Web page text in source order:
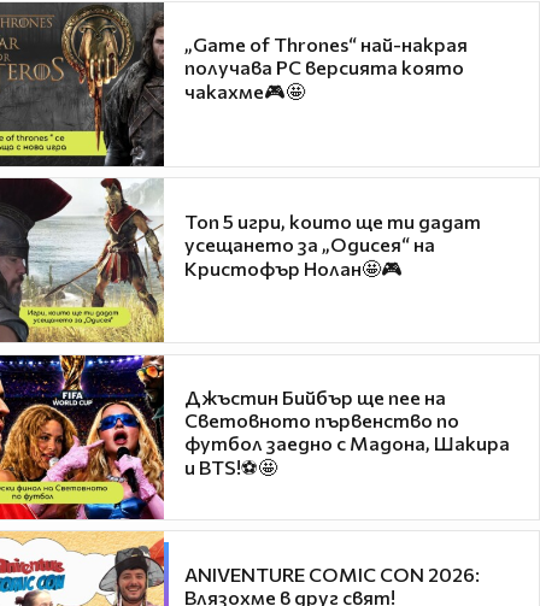
„Game of Thrones“ най-накрая
получава PC версията която
чакахме🎮🤩
Топ 5 игри, които ще ти дадат
усещането за „Одисея“ на
Кристофър Нолан🤩🎮
Джъстин Бийбър ще пее на
Световното първенство по
футбол заедно с Мадона, Шакира
и BTS!⚽🤩
ANIVENTURE COMIC CON 2026:
Влязохме в друг свят!